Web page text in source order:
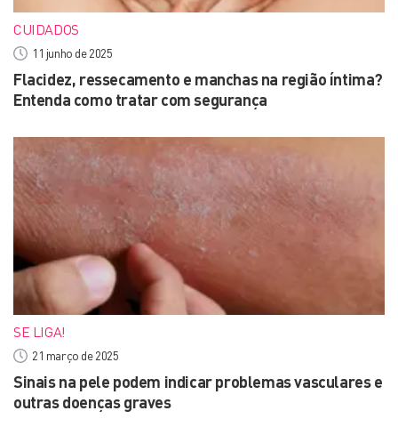
CUIDADOS
11 junho de 2025
Flacidez, ressecamento e manchas na região íntima?
Entenda como tratar com segurança
SE LIGA!
21 março de 2025
Sinais na pele podem indicar problemas vasculares e
outras doenças graves